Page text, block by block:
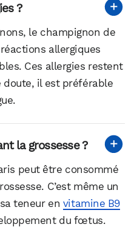
?
le champignon de
allergiques
Ces allergies restent
doute, il est préférable
la grossesse ?
peut être consommé
C’est même un
teneur en vitamine B9
du fœtus.